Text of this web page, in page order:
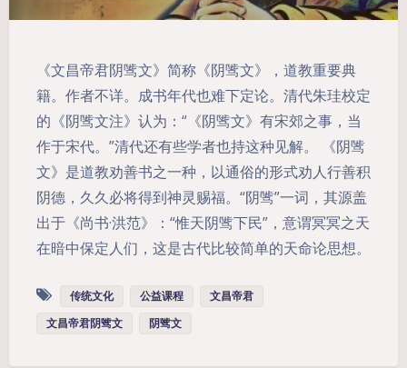
夜间模式
Sans Serif Serif
《文昌帝君阴骘文》简称《阴骘文》，道教重要典
籍。作者不详。成书年代也难下定论。清代朱珪校定
的《阴骘文注》认为：“《阴骘文》有宋郊之事，当
作于宋代。”清代还有些学者也持这种见解。 《阴骘
文》是道教劝善书之一种，以通俗的形式劝人行善积
阴德，久久必将得到神灵赐福。“阴骘”一词，其源盖
出于《尚书·洪范》：“惟天阴骘下民”，意谓冥冥之天
在暗中保定人们，这是古代比较简单的天命论思想。
传统文化 公益课程
文昌帝君
文昌帝君阴骘文
阴骘文